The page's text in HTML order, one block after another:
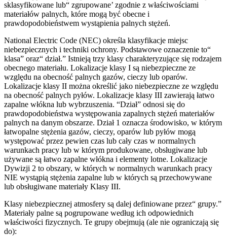
sklasyfikowane lub“ zgrupowane’ zgodnie z właściwościami
materiałów palnych, które mogą być obecne i
prawdopodobieństwem wystąpienia palnych stężeń.
National Electric Code (NEC) określa klasyfikacje miejsc
niebezpiecznych i techniki ochrony. Podstawowe oznaczenie to“
klasa” oraz“ dział.” Istnieją trzy klasy charakteryzujące się rodzajem
obecnego materiału. Lokalizacje klasy I są niebezpieczne ze
względu na obecność palnych gazów, cieczy lub oparów.
Lokalizacje klasy II można określić jako niebezpieczne ze względu
na obecność palnych pyłów. Lokalizacje klasy III zawierają łatwo
zapalne włókna lub wybrzuszenia. “Dział” odnosi się do
prawdopodobieństwa występowania zapalnych stężeń materiałów
palnych na danym obszarze. Dział 1 oznacza środowisko, w którym
łatwopalne stężenia gazów, cieczy, oparów lub pyłów mogą
występować przez pewien czas lub cały czas w normalnych
warunkach pracy lub w którym produkowane, obsługiwane lub
używane są łatwo zapalne włókna i elementy lotne. Lokalizacje
Dywizji 2 to obszary, w których w normalnych warunkach pracy
NIE wystąpią stężenia zapalne lub w których są przechowywane
lub obsługiwane materiały Klasy III.
Klasy niebezpiecznej atmosfery są dalej definiowane przez“ grupy.”
Materiały palne są pogrupowane według ich odpowiednich
właściwości fizycznych. Te grupy obejmują (ale nie ograniczają się
do):